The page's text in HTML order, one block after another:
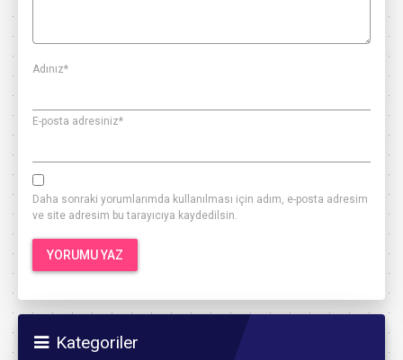
Adınız*
E-posta adresiniz*
Daha sonraki yorumlarımda kullanılması için adım, e-posta adresim
ve site adresim bu tarayıcıya kaydedilsin.
Kategoriler